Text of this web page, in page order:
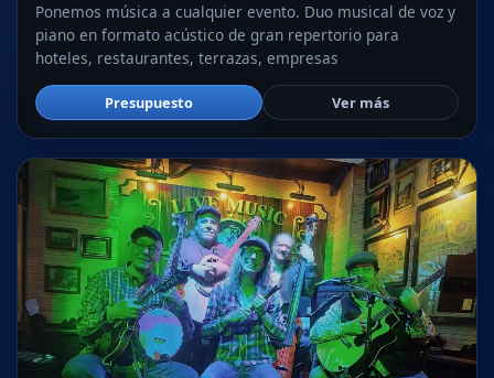
Ponemos música a cualquier evento. Duo musical de voz y
piano en formato acústico de gran repertorio para
hoteles, restaurantes, terrazas, empresas
Presupuesto Ver más